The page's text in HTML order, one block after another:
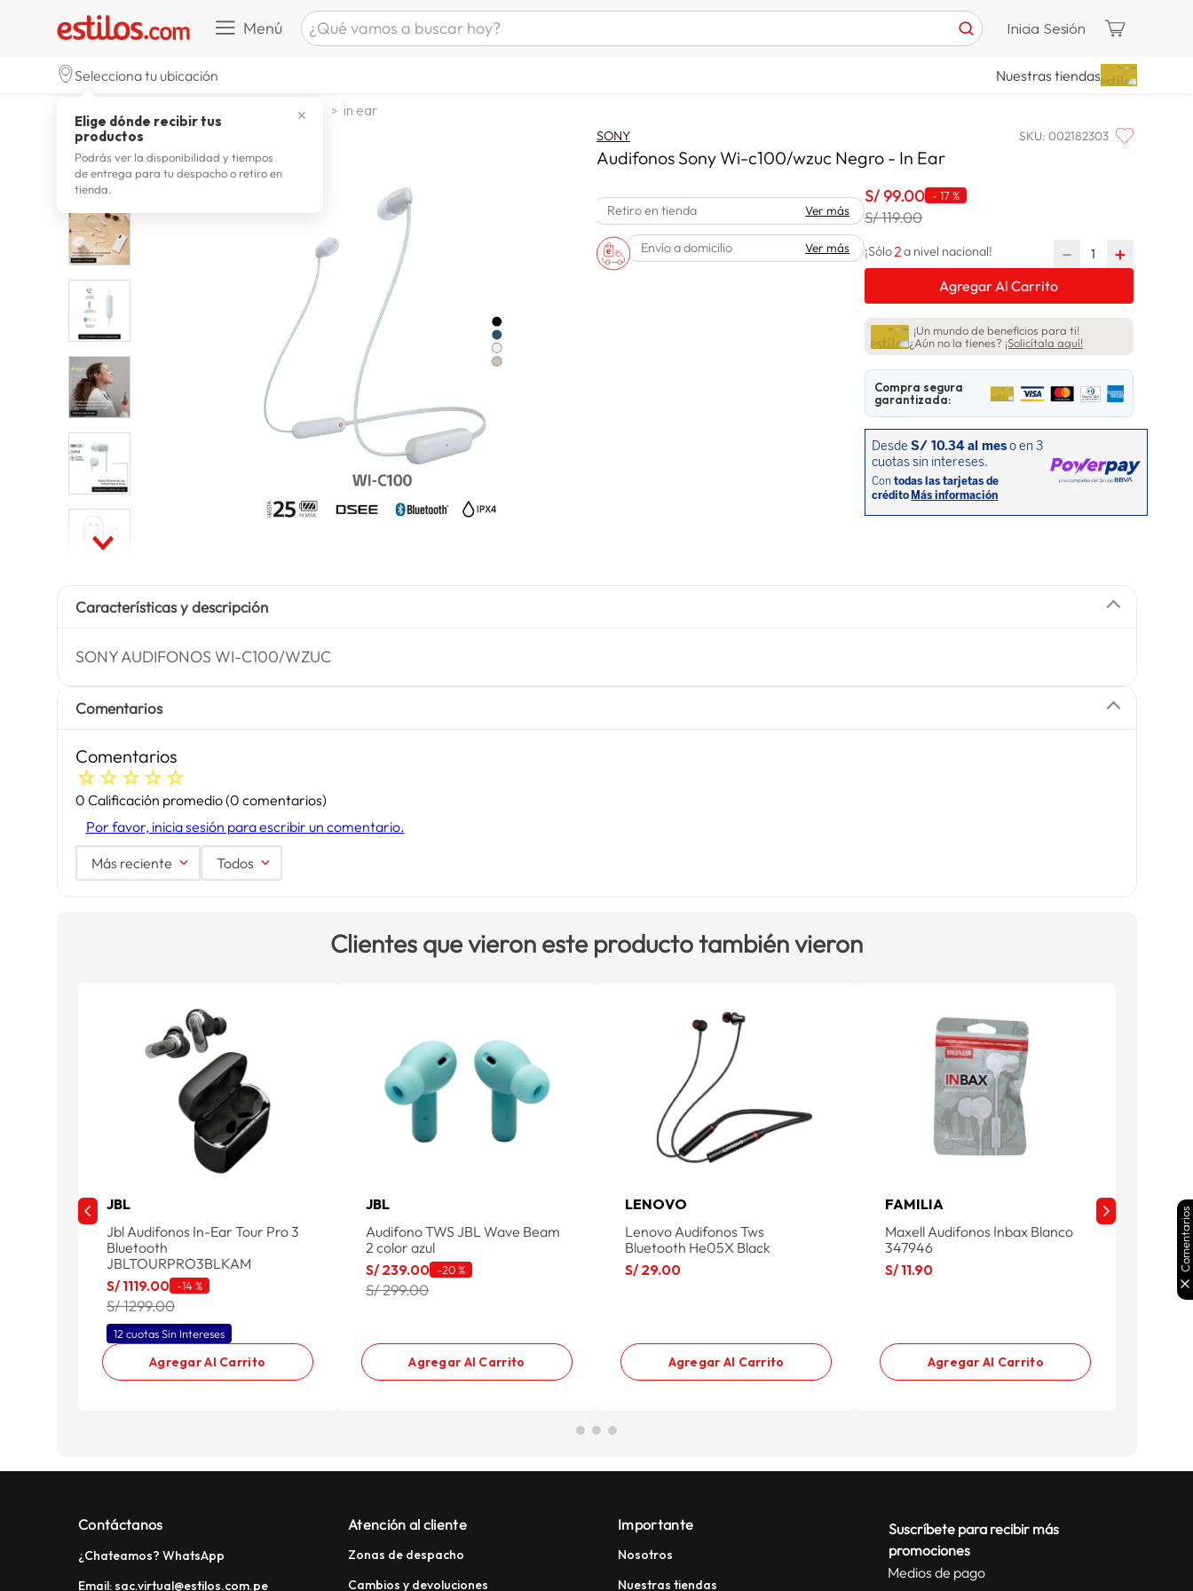
Menú ¿Qué vamos a buscar hoy?
zapatillas
6.
terrex
lavadora
spiderman
Inicia Sesión
Selecciona tu ubicación
✕
Elige dónde recibir tus
productos
Podrás ver la disponibilidad y tiempos
de entrega para tu despacho o retiro en
tienda.
Nuestras tiendas
audifonos in ear
SONY SKU: 002182303
Audifonos Sony Wi-c100/wzuc Negro - In Ear
Retiro en tienda Ver más
Envío a domicilio Ver más
S/99.00 -17 %
S/ 119.00
¡Sólo2a nivel nacional! ＋
－
Agregar Al Carrito
¡Un mundo de beneficios para ti!
¿Aún no la tienes? ¡Solicítala aquí!
Compra segura
garantizada:
Características y descripción
SONY AUDIFONOS WI-C100/WZUC
Comentarios
Comentarios
☆☆☆☆☆
0 Calificación promedio(0 comentarios)
Por favor, inicia sesión para escribir un comentario.
Más reciente Todos
Clientes que vieron este producto también vieron
JBL
Jbl Audifonos In-Ear Tour Pro 3
Bluetooth
JBLTOURPRO3BLKAM
S/ 1119.00 -14 %
S/ 1299.00
12 cuotas Sin Intereses
Agregar Al Carrito
JBL
Audifono TWS JBL Wave Beam
2 color azul
S/ 239.00 -20 %
S/ 299.00
Agregar Al Carrito
LENOVO
Lenovo Audifonos Tws
Bluetooth He05X Black
S/ 29.00
Agregar Al Carrito
FAMILIA
Maxell Audifonos Inbax Blanco
347946
S/ 11.90
Agregar Al Carrito
347948
90
Contáctanos
¿Chateamos? WhatsApp
Email: sac.virtual@estilos.com.pe
Atención al cliente
Zonas de despacho
Cambios y devoluciones
Importante
Nosotros
Nuestras tiendas
Suscríbete para recibir más
promociones
Medios de pago
Comentarios